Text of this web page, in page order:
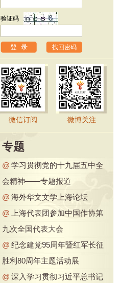
验证码
找回密码
微信订阅 微博关注
专题
@ 学习贯彻党的十九届五中全
会精神——专题报道
@ 海外华文文学上海论坛
@
上海代表团参加中国作协第
九次全国代表大会
@ 纪念建党95周年暨红军长征
胜利80周年主题活动展
@ 深入学习贯彻习近平总书记